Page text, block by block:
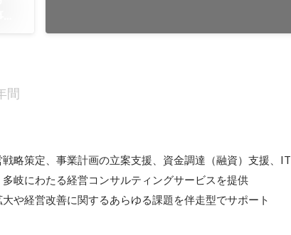
間
略策定、事業計画の立案支援、資金調達（融資）支援、IT
岐にわたる経営コンサルティングサービスを提供
や経営改善に関するあらゆる課題を伴走型でサポート